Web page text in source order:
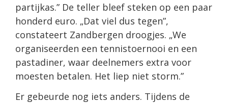
partijkas.” De teller bleef steken op een paar
honderd euro. „Dat viel dus tegen”,
constateert Zandbergen droogjes. „We
organiseerden een tennistoernooi en een
pastadiner, waar deelnemers extra voor
moesten betalen. Het liep niet storm.”
Er gebeurde nog iets anders. Tijdens de